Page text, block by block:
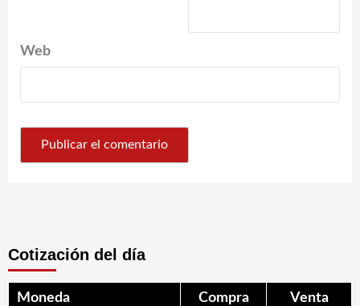
Web
Cotización del día
Moneda Compra Venta